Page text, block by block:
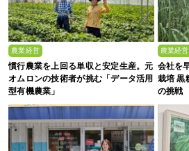
農業経営
慣行農業を上回る単収と安定生産。元
オムロンの技術者が挑む「データ活用
型有機農業」
農業経営
会社を
栽培 黒
の挑戦